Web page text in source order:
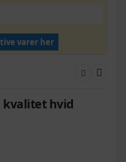
varer her
hvid